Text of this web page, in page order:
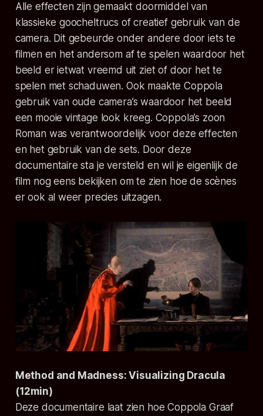
Alle effecten zijn gemaakt doormiddel van
klassieke goocheltrucs of creatief gebruik van de
camera. Dit gebeurde onder andere door iets te
filmen en het andersom af te spelen waardoor het
beeld er ietwat vreemd uit ziet of door het te
spelen met schaduwen. Ook maakte Coppola
gebruik van oude camera’s waardoor het beeld
een mooie vintage look kreeg. Coppola’s zoon
Roman was verantwoordelijk voor deze effecten
en het gebruik van de sets. Door deze
documentaire sta je versteld en wil je eigenlijk de
film nog eens bekijken om te zien hoe de scènes
er ook al weer precies uitzagen.
Method and Madness: Visualizing Dracula
(12min)
Deze documentaire laat zien hoe Coppola Graaf